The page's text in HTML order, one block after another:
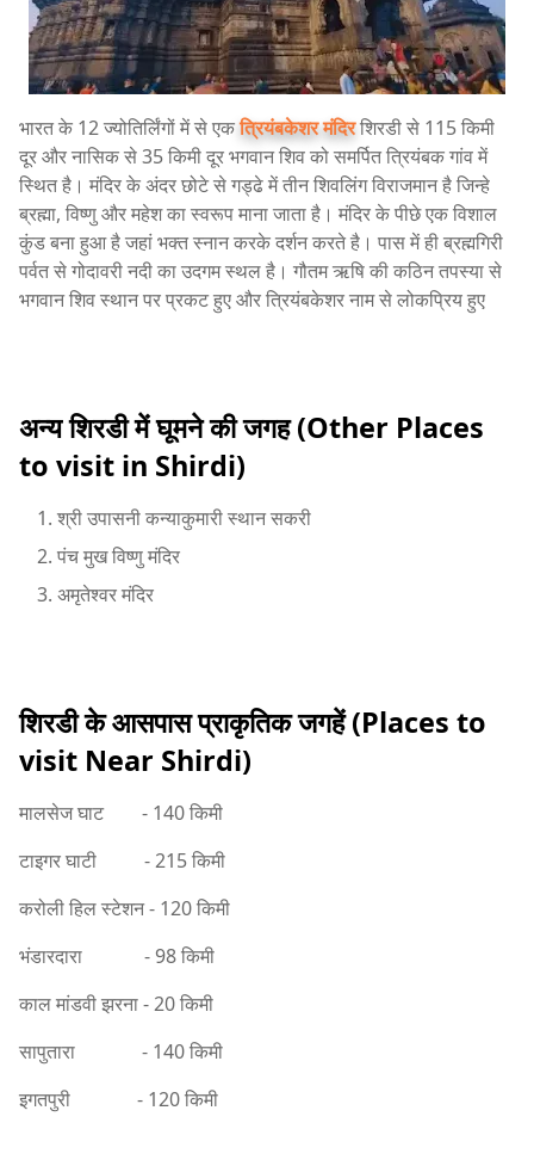
भारत के 12 ज्योतिर्लिंगों में से एकत्रियंबकेशर मंदिरशिरडी से 115 किमी
दूर और नासिक से 35 किमी दूर भगवान शिव को समर्पित त्रियंबक गांव में
स्थित है। मंदिर के अंदर छोटे से गड्ढे में तीन शिवलिंग विराजमान है जिन्हे
ब्रह्मा, विष्णु और महेश का स्वरूप माना जाता है। मंदिर के पीछे एक विशाल
कुंड बना हुआ है जहां भक्त स्नान करके दर्शन करते है। पास में ही ब्रह्मगिरी
पर्वत से गोदावरी नदी का उदगम स्थल है। गौतम ऋषि की कठिन तपस्या से
भगवान शिव स्थान पर प्रकट हुए और त्रियंबकेशर नाम से लोकप्रिय हुए
अन्य शिरडी में घूमने की जगह (Other Places
to visit in Shirdi)
श्री उपासनी कन्याकुमारी स्थान सकरी
पंच मुख विष्णु मंदिर
अमृतेश्वर मंदिर
शिरडी के आसपास प्राकृतिक जगहें (Places to
visit Near Shirdi)
मालसेज घाट - 140 किमी
टाइगर घाटी - 215 किमी
करोली हिल स्टेशन - 120 किमी
भंडारदारा - 98 किमी
काल मांडवी झरना - 20 किमी
सापुतारा - 140 किमी
इगतपुरी - 120 किमी